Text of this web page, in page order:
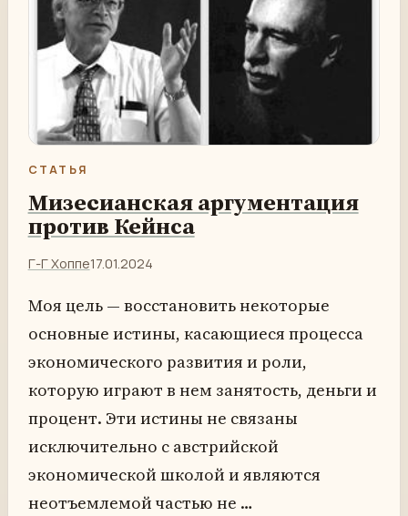
СТАТЬЯ
Мизеcианская аргументация
против Кейнса
Г-Г Хоппе17.01.2024
Моя цель — восстановить некоторые
основные истины, касающиеся процесса
экономического развития и роли,
которую играют в нем занятость, деньги и
процент. Эти истины не связаны
исключительно с австрийской
экономической школой и являются
неотъемлемой частью не …